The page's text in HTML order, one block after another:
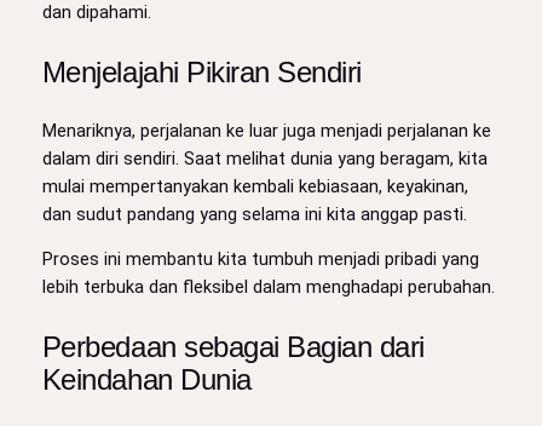
dan dipahami.
Menjelajahi Pikiran Sendiri
Menariknya, perjalanan ke luar juga menjadi perjalanan ke
dalam diri sendiri. Saat melihat dunia yang beragam, kita
mulai mempertanyakan kembali kebiasaan, keyakinan,
dan sudut pandang yang selama ini kita anggap pasti.
Proses ini membantu kita tumbuh menjadi pribadi yang
lebih terbuka dan fleksibel dalam menghadapi perubahan.
Perbedaan sebagai Bagian dari
Keindahan Dunia